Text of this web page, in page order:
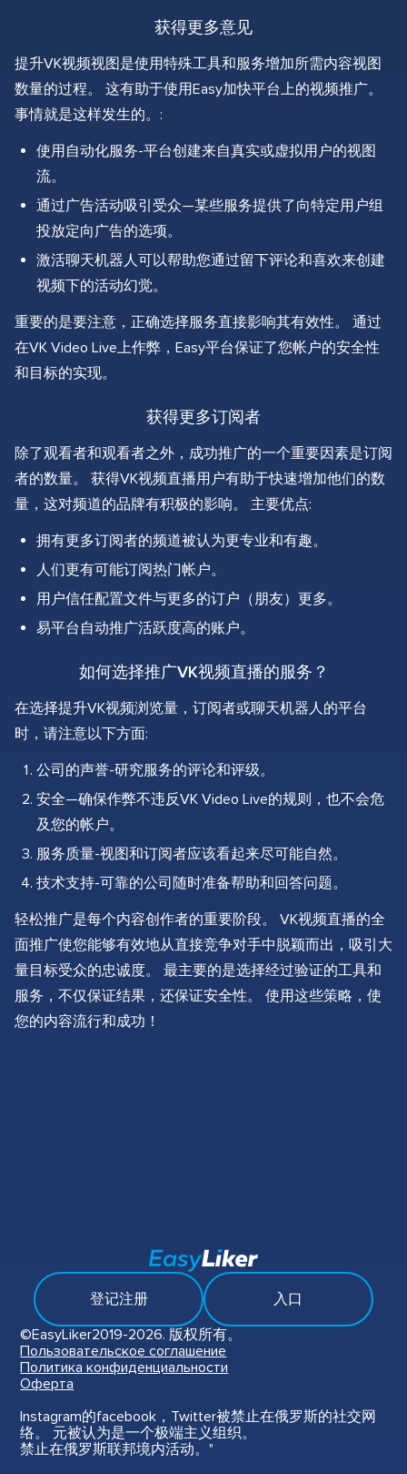
获得更多意见
提升VK视频视图是使用特殊工具和服务增加所需内容视图
数量的过程。 这有助于使用Easy加快平台上的视频推广。
事情就是这样发生的。:
使用自动化服务-平台创建来自真实或虚拟用户的视图
流。
通过广告活动吸引受众—某些服务提供了向特定用户组
投放定向广告的选项。
激活聊天机器人可以帮助您通过留下评论和喜欢来创建
视频下的活动幻觉。
重要的是要注意，正确选择服务直接影响其有效性。 通过
在VK Video Live上作弊，Easy平台保证了您帐户的安全性
和目标的实现。
获得更多订阅者
除了观看者和观看者之外，成功推广的一个重要因素是订阅
者的数量。 获得VK视频直播用户有助于快速增加他们的数
量，这对频道的品牌有积极的影响。 主要优点:
拥有更多订阅者的频道被认为更专业和有趣。
人们更有可能订阅热门帐户。
用户信任配置文件与更多的订户（朋友）更多。
易平台自动推广活跃度高的账户。
如何选择推广VK视频直播的服务？
在选择提升VK视频浏览量，订阅者或聊天机器人的平台
时，请注意以下方面:
公司的声誉-研究服务的评论和评级。
安全—确保作弊不违反VK Video Live的规则，也不会危
及您的帐户。
服务质量-视图和订阅者应该看起来尽可能自然。
技术支持-可靠的公司随时准备帮助和回答问题。
轻松推广是每个内容创作者的重要阶段。 VK视频直播的全
面推广使您能够有效地从直接竞争对手中脱颖而出，吸引大
量目标受众的忠诚度。 最主要的是选择经过验证的工具和
服务，不仅保证结果，还保证安全性。 使用这些策略，使
您的内容流行和成功！
登记注册
入口
©EasyLiker2019-2026. 版权所有。
Пользовательское соглашение
Политика конфиденциальности
Оферта
Instagram的facebook，Twitter被禁止在俄罗斯的社交网
络。 元被认为是一个极端主义组织。
禁止在俄罗斯联邦境内活动。"